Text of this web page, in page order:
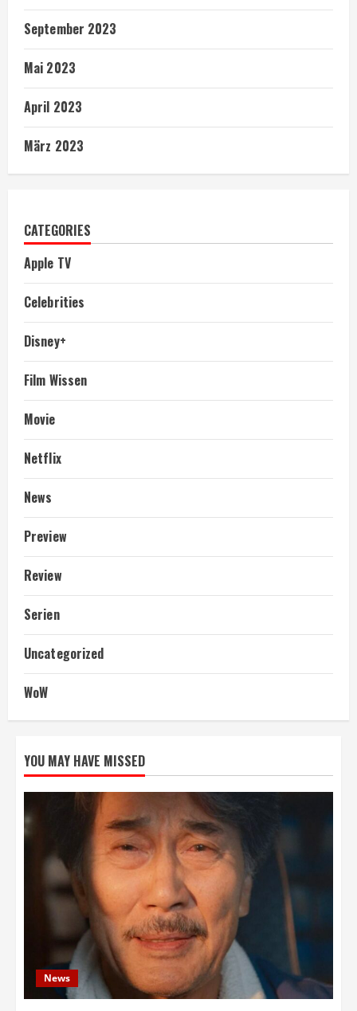
September 2023
Mai 2023
April 2023
März 2023
CATEGORIES
Apple TV
Celebrities
Disney+
Film Wissen
Movie
Netflix
News
Preview
Review
Serien
Uncategorized
WoW
YOU MAY HAVE MISSED
News